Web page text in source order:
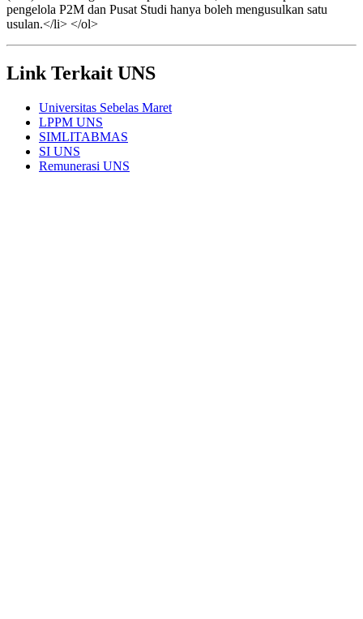
pengelola P2M dan Pusat Studi hanya boleh mengusulkan satu
usulan.</li> </ol>
Link Terkait UNS
Universitas Sebelas Maret
LPPM UNS
SIMLITABMAS
SI UNS
Remunerasi UNS